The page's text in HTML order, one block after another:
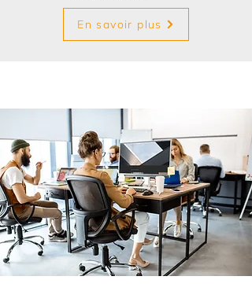
En savoir plus